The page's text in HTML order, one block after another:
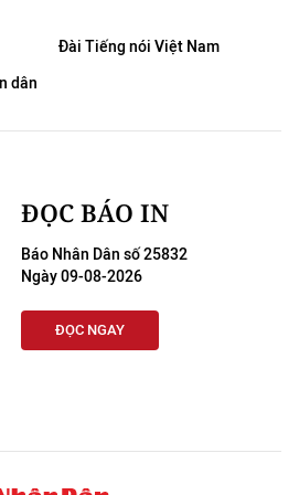
Đài Tiếng nói Việt Nam
dân
ĐỌC BÁO IN
Báo Nhân Dân số 25832
Ngày 09-08-2026
ĐỌC NGAY